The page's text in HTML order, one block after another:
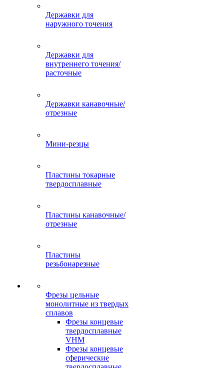
Державки для
наружного точения
Державки для
внутреннего точения/
расточные
Державки канавочные/
отрезные
Мини-резцы
Пластины токарные
твердосплавные
Пластины канавочные/
отрезные
Пластины
резьбонарезные
Фрезы цельные
монолитные из твердых
сплавов
Фрезы концевые
твердосплавные
VHM
Фрезы концевые
сферические